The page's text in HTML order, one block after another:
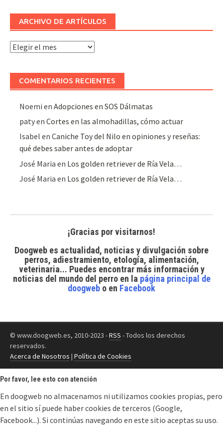
ARCHIVO DE ARTÍCULOS
Archivo
COMENTARIOS RECIENTES
Noemi enAdopciones en SOS Dálmatas
patyenCortes en las almohadillas, cómo actuar
Isabel enCaniche Toy del Nilo en opiniones y reseñas:
qué debes saber antes de adoptar
José Maria en Los golden retriever de Ría Vela…
José Maria en Los golden retriever de Ría Vela…
¡Gracias por visitarnos!
Doogweb es actualidad, noticias y divulgación sobre
perros, adiestramiento, etología, alimentación,
veterinaria... Puedes encontrar más información y
noticias del mundo del perroen la página principal de
doogweb o en Facebook
© www.doogweb.es, 2010-2023 -RSS - Todos los derechos
reservados.
Acerca de Nosotros | Política de Cookies
Por favor, lee esto con atención
En doogweb no almacenamos ni utilizamos cookies propias, pero
en el sitio sí puede haber cookies de terceros (Google,
Facebook...). Si continúas navegando en este sitio aceptas su uso.